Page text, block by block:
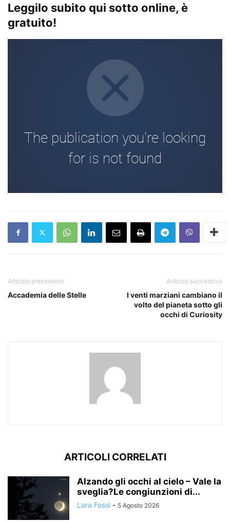
Leggilo subito qui sotto online, è
gratuito!
Articolo precedente
Accademia delle Stelle
Articolo successivo
I venti marziani cambiano il
volto del pianeta sotto gli
occhi di Curiosity
ARTICOLI CORRELATI
Alzando gli occhi al cielo – Vale la
sveglia?Le congiunzioni di...
Lara Fossi - 5 Agosto 2026